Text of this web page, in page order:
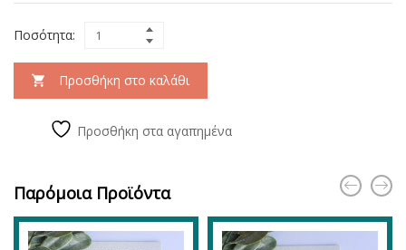
Ποσότητα:
Προσθήκη στο καλάθι
Προσθήκη στα αγαπημένα
Παρόμοια Προϊόντα